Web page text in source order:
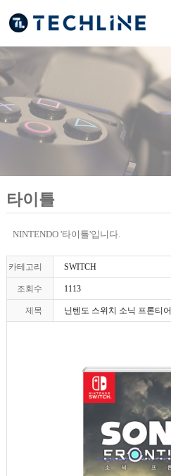
타이틀
NINTENDO '타이틀'입니다.
카테고리 SWITCH
조회수 1113
제목 닌텐도 스위치 소닉 프론티어